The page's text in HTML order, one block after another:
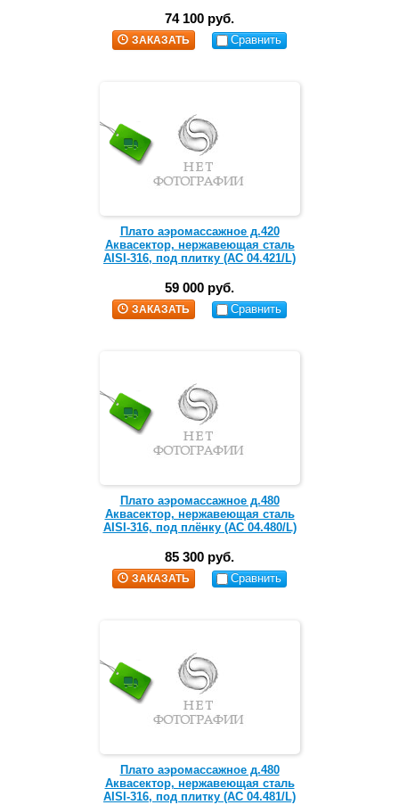
74 100 руб.
ЗАКАЗАТЬ Сравнить
Плато аэромассажное д.420
Аквасектор, нержавеющая сталь
AISI-316, под плитку (АС 04.421/L)
59 000 руб.
ЗАКАЗАТЬ Сравнить
Плато аэромассажное д.480
Аквасектор, нержавеющая сталь
AISI-316, под плёнку (АС 04.480/L)
85 300 руб.
ЗАКАЗАТЬ Сравнить
Плато аэромассажное д.480
Аквасектор, нержавеющая сталь
AISI-316, под плитку (АС 04.481/L)